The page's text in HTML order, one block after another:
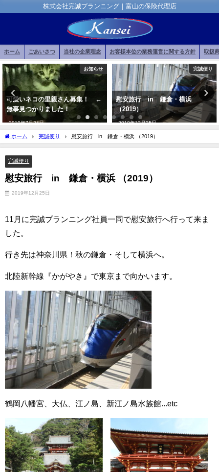
株式会社完誠プランニング｜富山の保険代理店
ホーム ごあいさつ 当社の企業理念 お客様本位の業務運営に関する方針 取扱
お知らせ
可愛いネコの里親さん募集！ ←
無事見つかりました！
2019年7月24日
完誠便り
慰安旅行 in 鎌倉・横浜
（2019）
2019年12月25日
ホーム 完誠便り 慰安旅行 in 鎌倉・横浜 （2019）
完誠便り
慰安旅行 in 鎌倉・横浜 （2019）
2019年12月25日
11月に完誠プランニング社員一同で慰安旅行へ行って来ま
した。
行き先は神奈川県！秋の鎌倉・そして横浜へ。
北陸新幹線『かがやき』で東京まで向かいます。
鶴岡八幡宮、大仏、江ノ島、新江ノ島水族館...etc